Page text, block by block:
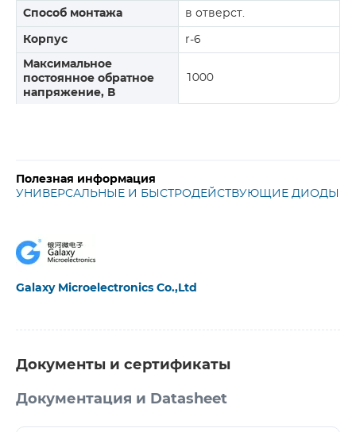
Способ монтажа в отверст.
Корпус r-6
Максимальное
постоянное обратное
напряжение, В
1000
Полезная информация
УНИВЕРСАЛЬНЫЕ И БЫСТРОДЕЙСТВУЮЩИЕ ДИОДЫ
Galaxy Microelectronics Co.,Ltd
Документы и сертификаты
Документация и Datasheet